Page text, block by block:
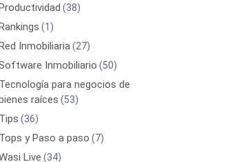
(38)
(1)
Inmobiliaria(27)
Inmobiliario (50)
Tecnología para negocios de
raíces (53)
Tips (36)
Tops y Paso a paso (7)
Live (34)